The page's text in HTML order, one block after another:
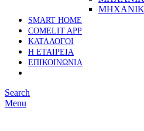
SMART HOME
COMELIT APP
ΚΑΤΑΛΟΓΟΙ
Η ΕΤΑΙΡΕΙΑ
ΕΠΙΚΟΙΝΩΝΙΑ
Search
Menu